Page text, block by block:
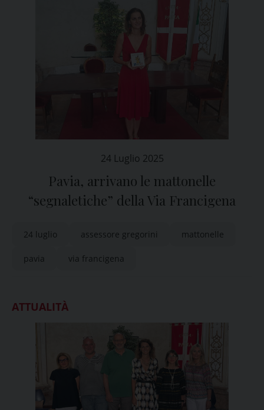
24 Luglio 2025
Pavia, arrivano le mattonelle
“segnaletiche” della Via Francigena
24 luglio assessore gregorini mattonelle
pavia via francigena
ATTUALITÀ